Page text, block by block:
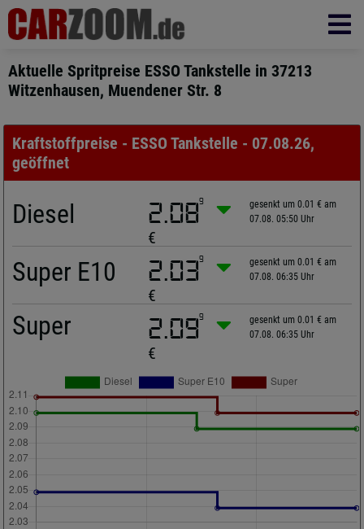
Aktuelle Spritpreise ESSO Tankstelle in 37213
Witzenhausen, Muendener Str. 8
Kraftstoffpreise - ESSO Tankstelle - 07.08.26,
geöffnet
Diesel 2.089
€
gesenkt um 0.01 € am
07.08. 05:50 Uhr
Super E10 2.039
€
gesenkt um 0.01 € am
07.08. 06:35 Uhr
Super 2.099
€
gesenkt um 0.01 € am
07.08. 06:35 Uhr